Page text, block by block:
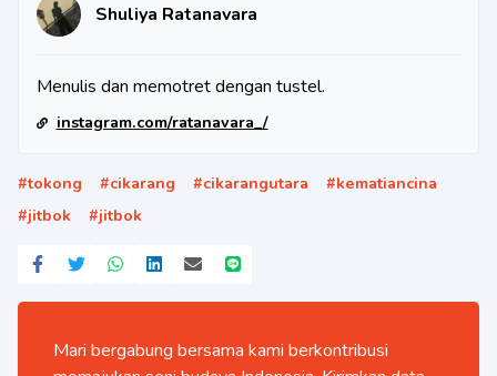
Shuliya Ratanavara
Menulis dan memotret dengan tustel.
instagram.com/ratanavara_/
#tokong #cikarang #cikarangutara #kematiancina
#jitbok #jitbok
Mari bergabung bersama kami berkontribusi